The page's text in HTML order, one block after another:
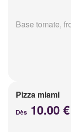
Base tomate,
Pizza miami
Dès 10.00 €